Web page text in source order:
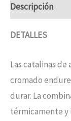
Descripción
DETALLES
Las catalinas
cromado
durar. La
térmicamente y